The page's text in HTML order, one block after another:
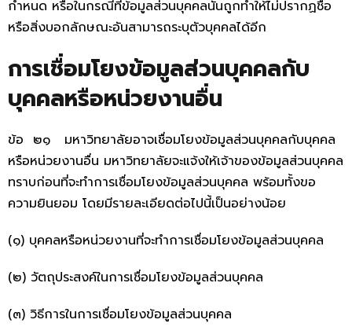
กำหนด หรือในกรณีที่ข้อมูลส่วนบุคคลนั้นถูกทำให้ไม่ปรากฏชื่อ
หรือสิ่งบอกลักษณะอันสามารถระบุตัวบุคคลได้อีก
การเชื่อมโยงข้อมูลส่วนบุคคลกับ
บุคคลหรือหน่วยงานอื่น
ข้อ ๒๑ มหาวิทยาลัยอาจเชื่อมโยงข้อมูลส่วนบุคคลกับบุคคล
หรือหน่วยงานอื่น มหาวิทยาลัยจะแจ้งให้เจ้าของข้อมูลส่วนบุคคล
ทราบก่อนที่จะทำการเชื่อมโยงข้อมูลส่วนบุคคล พร้อมทั้งขอ
ความยินยอม โดยมีรายละเอียดต่อไปนี้เป็นอย่างน้อย
(๑) บุคคลหรือหน่วยงานที่จะทำการเชื่อมโยงข้อมูลส่วนบุคคล
(๒) วัตถุประสงค์ในการเชื่อมโยงข้อมูลส่วนบุคคล
(๓) วิธีการในการเชื่อมโยงข้อมูลส่วนบุคคล